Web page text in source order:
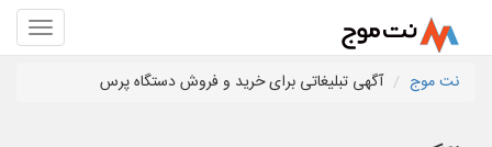
نت موج آگهی تبلیغاتی برای خرید و فروش دستگاه پرس